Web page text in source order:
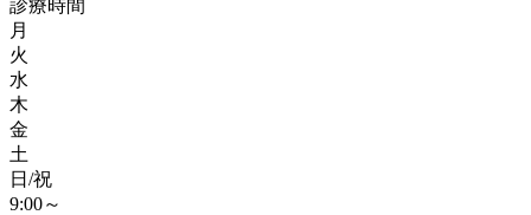
診療時間
月
火
水
木
金
土
日/祝
9:00～